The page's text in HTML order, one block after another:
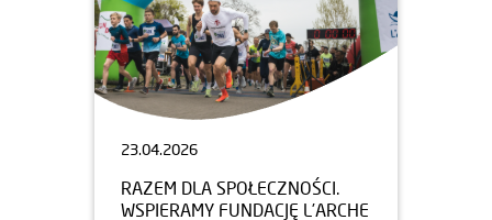
23.04.2026
RAZEM DLA SPOŁECZNOŚCI.
WSPIERAMY FUNDACJĘ L’ARCHE